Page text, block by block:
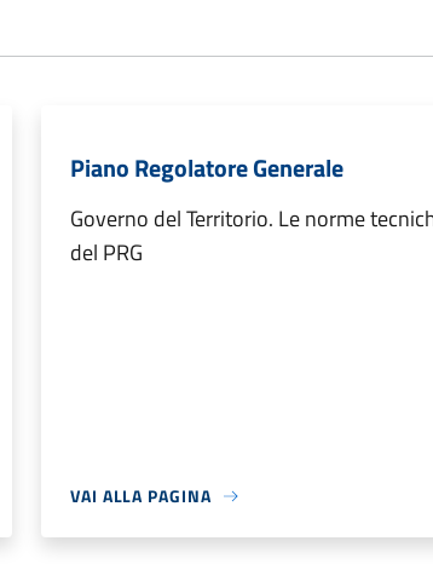
Piano Regolatore Generale
Governo del Territorio. Le norme
del PRG
VAI ALLA PAGINA